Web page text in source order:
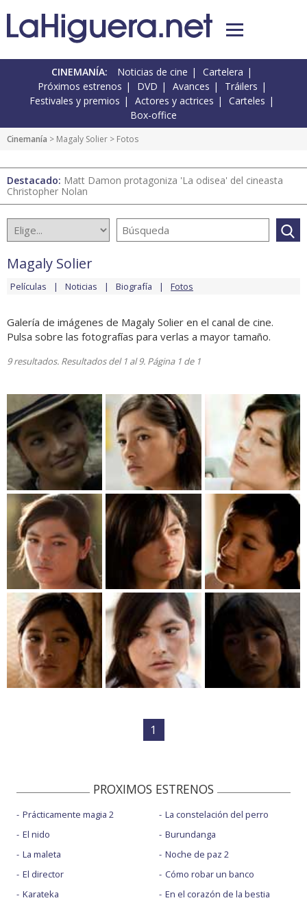
CINEMANÍA: Noticias de cine
Cartelera
Próximos estrenos
DVD Avances
Tráilers
Festivales y premios
Actores y actrices
Carteles
Box-office
Cinemanía > Magaly Solier > Fotos
Destacado: Matt Damon protagoniza 'La odisea' del cineasta
Christopher Nolan
Magaly Solier
Películas Noticias Biografía Fotos
Galería de imágenes de Magaly Solier en el canal de cine.
Pulsa sobre las fotografías para verlas a mayor tamaño.
9 resultados. Resultados del 1 al 9. Página 1 de 1
1
PROXIMOS ESTRENOS
Prácticamente magia 2
El nido
La maleta
El director
Karateka
La constelación del perro
Burundanga
Noche de paz 2
Cómo robar un banco
En el corazón de la bestia